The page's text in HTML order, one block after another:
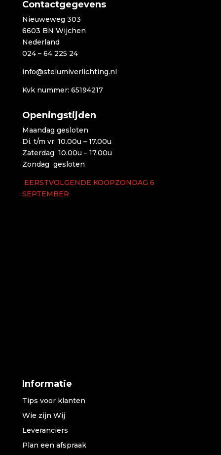
Contactgegevens
Nieuweweg 303
6603 BN Wijchen
Nederland
024 – 64 225 24
info@stelumiverlichting.nl
Kvk nummer: 65194217
Openingstijden
Maandag gesloten
Di. t/m vr. 10.00u – 17.00u
Zaterdag 10.00u – 17.00u
Zondag gesloten
EERSTVOLGENDE KOOPZONDAG 6
SEPTEMBER
Informatie
Tips voor klanten
Wie zijn Wij
Leveranciers
Plan een afspraak